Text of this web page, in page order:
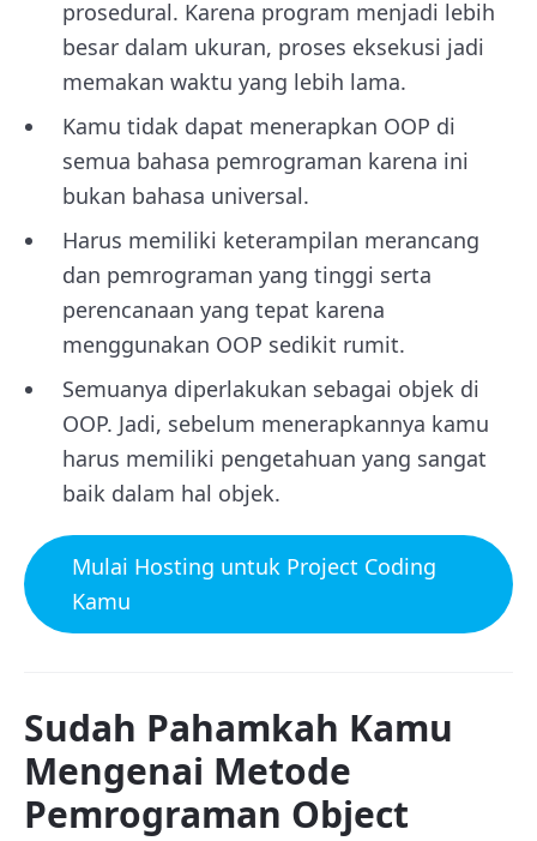
prosedural. Karena program menjadi lebih
besar dalam ukuran, proses eksekusi jadi
memakan waktu yang lebih lama.
Kamu tidak dapat menerapkan OOP di
semua bahasa pemrograman karena ini
bukan bahasa universal.
Harus memiliki keterampilan merancang
dan pemrograman yang tinggi serta
perencanaan yang tepat karena
menggunakan OOP sedikit rumit.
Semuanya diperlakukan sebagai objek di
OOP. Jadi, sebelum menerapkannya kamu
harus memiliki pengetahuan yang sangat
baik dalam hal objek.
Mulai Hosting untuk Project Coding
Kamu
Sudah Pahamkah Kamu
Mengenai Metode
Pemrograman Object